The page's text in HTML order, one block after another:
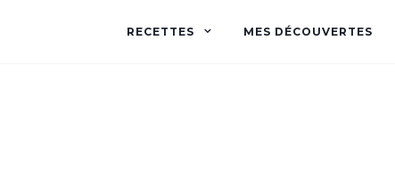
RECETTES MES DÉCOUVERTES